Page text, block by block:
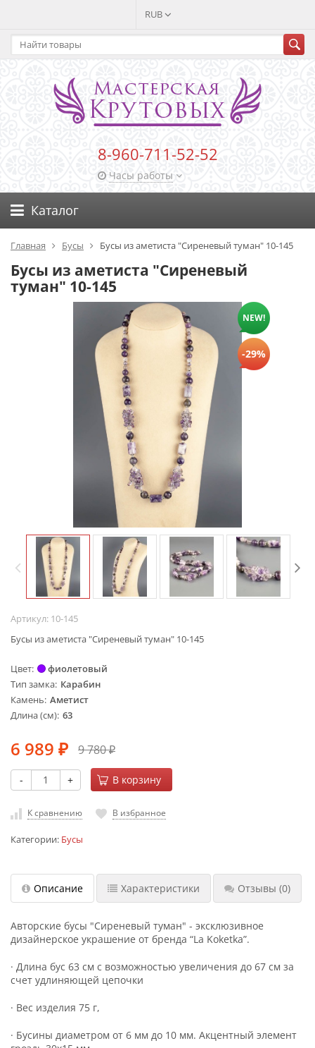
RUB
8-960-711-52-52
Часы работы
Каталог
Главная Бусы Бусы из аметиста "Сиреневый туман" 10-145
Бусы из аметиста "Сиреневый
туман" 10-145
NEW!
-29%
Артикул: 10-145
Бусы из аметиста "Сиреневый туман" 10-145
Цвет
фиолетовый
Тип замка Карабин
Камень Аметист
Длина (см) 63
6 989 ₽ 9 780₽
- + В корзину
К сравнению В избранное
Категории: Бусы
Описание Характеристики Отзывы (0)
Авторские бусы "Сиреневый туман" - эксклюзивное
дизайнерское украшение от бренда “La Koketka”.
· Длина бус 63 см с возможностью увеличения до 67 см за
счет удлиняющей цепочки
· Вес изделия 75 г,
· Бусины диаметром от 6 мм до 10 мм. Акцентный элемент